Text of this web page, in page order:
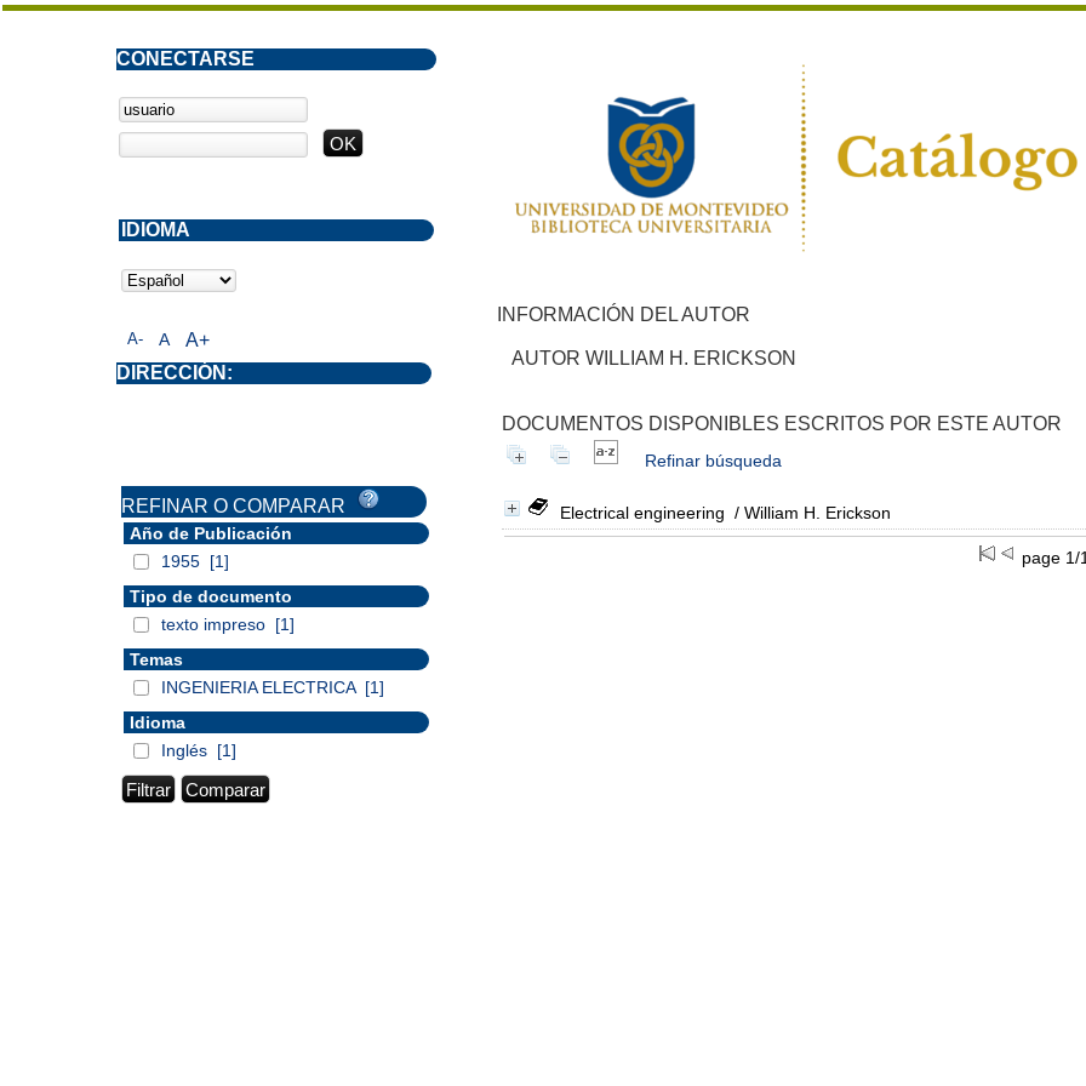
INFORMACIÓN DEL AUTOR
AUTOR WILLIAM H. ERICKSON
DOCUMENTOS DISPONIBLES ESCRITOS POR ESTE AUTOR
Refinar búsqueda
Electrical engineering / William H. Erickson
page
A- A A+
CONECTARSE
DIRECCIÓN:
IDIOMA
REFINAR O COMPARAR
Año de Publicación
1955 [1]
Tipo de documento
texto impreso [1]
Temas
INGENIERIA ELECTRICA [1]
Idioma
Inglés [1]